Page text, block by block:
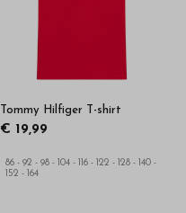
Tommy Hilfiger T-shirt
€ 19,99
86 - 92 - 98 - 104 - 116 - 122 - 128 - 140 -
152 - 164